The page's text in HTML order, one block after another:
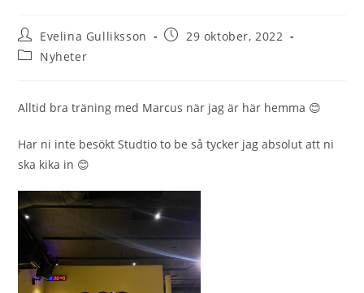
Evelina Gulliksson
29 oktober, 2022
Nyheter
Alltid bra träning med Marcus när jag är här hemma 😊
Har ni inte besökt Studtio to be så tycker jag absolut att ni
ska kika in 😊